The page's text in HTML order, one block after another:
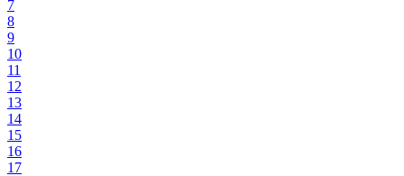
7
8
9
10
11
12
13
14
15
16
17